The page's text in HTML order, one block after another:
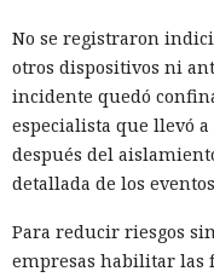
No se registraron
otros dispositivos ni
incidente quedó
especialista que llevó
después del
detallada de los
Para reducir riesgos
empresas habilitar las